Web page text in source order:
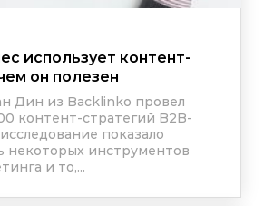
использует контент-
он полезен
Дин из Backlinko провел
контент-стратегий B2B-
показало
некоторых инструментов
и то,...